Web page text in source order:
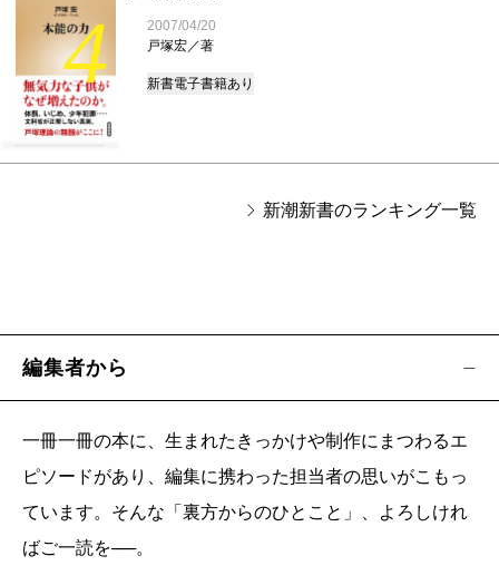
4
2007/04/20
戸塚宏／著
新書電子書籍あり
新潮新書のランキング一覧
編集者から
一冊一冊の本に、生まれたきっかけや制作にまつわるエ
ピソードがあり、編集に携わった担当者の思いがこもっ
ています。そんな「裏方からのひとこと」、よろしけれ
ばご一読を──。